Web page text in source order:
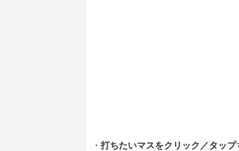
・打ちたいマスをクリック／タップ